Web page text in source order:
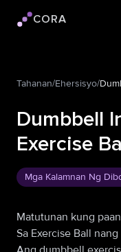
Logo ng Cora
CORA
Tahanan/Ehersisyo/
Dumbbell
Exercise Ball
Mga Kalamnan Ng
Matutunan kung
Sa Exercise Ball